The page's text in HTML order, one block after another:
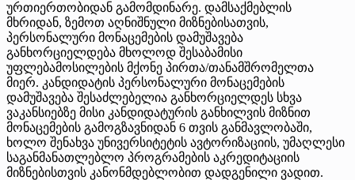
ურთიერთობიდან გამომდინარე. დამსაქმებლის
მხრიდან, ზემოთ აღნიშნული მიზნებისათვის,
პერსონალური მონაცემების დამუშავება
განხორციელდება მხოლოდ შესაბამისი
უფლებამოსილების მქონე პირთა/თანამშრომელთა
მიერ. კანდიდატის პერსონალური მონაცემების
დამუშავება შესაძლებელია განხორციელდეს სხვა
ვაკანსიებზე მისი კანდიდატურის განხილვის მიზნით
მონაცემების გამოგზავნიდან 6 თვის განმავლობაში,
ხოლო შენახვა უნივერსიტეტის ავტორიზაციის, უმაღლესი
საგანმანათლებლო პროგრამების აკრედიტაციის
მიზნებისთვის კანონმდებლობით დადგენილი ვადით.